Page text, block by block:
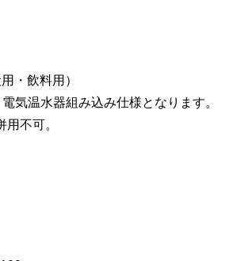
・飲料用）
気温水器組み込み仕様となります。
不可。